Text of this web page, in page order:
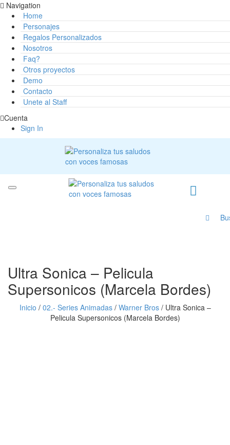
Navigation
Home
Personajes
Regalos Personalizados
Nosotros
Faq?
Otros proyectos
Demo
Contacto
Unete al Staff
Cuenta
Sign In
Ultra Sonica – Pelicula
Supersonicos (Marcela Bordes)
Inicio / 02.- Series Animadas / Warner Bros /Ultra Sonica –
Pelicula Supersonicos (Marcela Bordes)